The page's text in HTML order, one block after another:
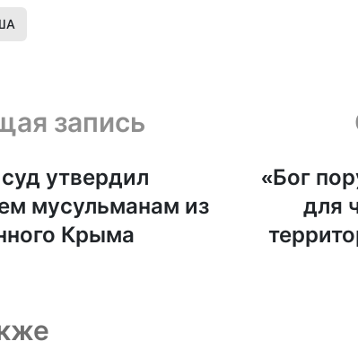
и следующая запись
запись
утвердил
мусульманам из
Крыма
«Бог
для